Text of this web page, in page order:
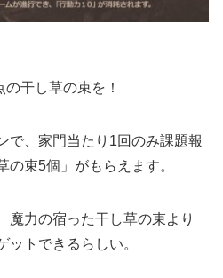
干し草の束を！
で、家門当たり1回のみ課題報
束5個」がもらえます。
魔力の宿った干し草の束より
ットできるらしい。